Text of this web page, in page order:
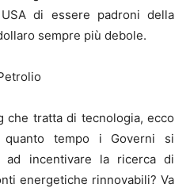
di essere padroni della
sempre più debole.
che tratta di tecnologia, ecco
quanto tempo i Governi si
ad incentivare la ricerca di
energetiche rinnovabili? Va